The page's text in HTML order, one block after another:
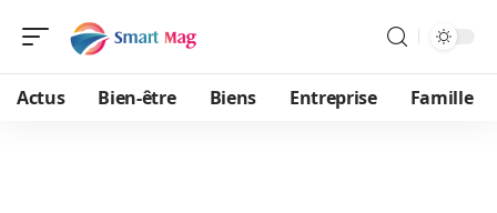
Actus Bien-être Biens Entreprise Famille